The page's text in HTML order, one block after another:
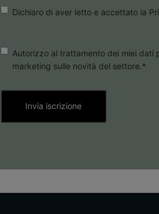
Consenso*
Dichiaro di aver letto e accettato la
Consenso
Marketing*
Autorizzo al trattamento dei miei dati
marketing sulle novità del settore.*